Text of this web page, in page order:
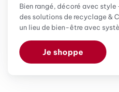
Bien rangé, décoré avec
des solutions de recyclage &
un lieu de bien-être avec
Je shoppe